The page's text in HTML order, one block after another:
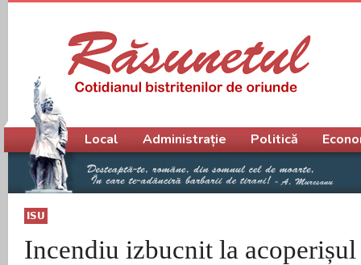
ISU
Incendiu izbucnit la
Meniu principal
Local Administrație Politică